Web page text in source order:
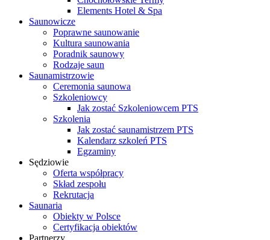
Elements Hotel & Spa
Saunowicze
Poprawne saunowanie
Kultura saunowania
Poradnik saunowy
Rodzaje saun
Saunamistrzowie
Ceremonia saunowa
Szkoleniowcy
Jak zostać Szkoleniowcem PTS
Szkolenia
Jak zostać saunamistrzem PTS
Kalendarz szkoleń PTS
Egzaminy
Sędziowie
Oferta współpracy
Skład zespołu
Rekrutacja
Saunaria
Obiekty w Polsce
Certyfikacja obiektów
Partnerzy